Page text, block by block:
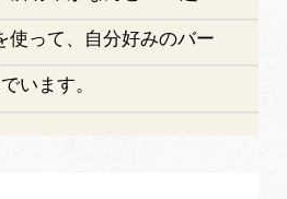
使って、自分好みのバー
います。